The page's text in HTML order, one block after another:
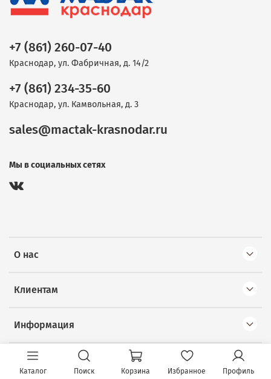
О нас
Клиентам
Информация
+7 (861) 260-07-40
Краснодар, ул. Фабричная, д. 14/2
+7 (861) 234-35-60
Краснодар, ул. Камвольная, д. 3
sales@mactak-krasnodar.ru
Мы в социальных сетях
Каталог Поиск Корзина Избранное Профиль